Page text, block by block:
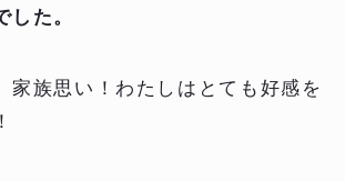
した。
家族思い！わたしはとても好感を